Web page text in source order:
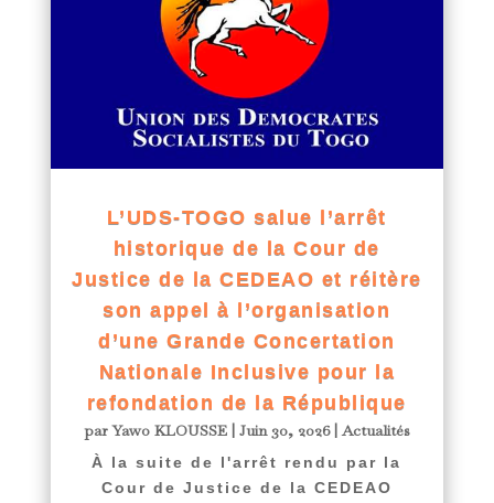
L’UDS-TOGO salue l’arrêt
historique de la Cour de
Justice de la CEDEAO et réitère
son appel à l’organisation
d’une Grande Concertation
Nationale Inclusive pour la
refondation de la République
parYawo KLOUSSE| Juin 30, 2026|Actualités
À la suite de l'arrêt rendu par la
Cour de Justice de la CEDEAO